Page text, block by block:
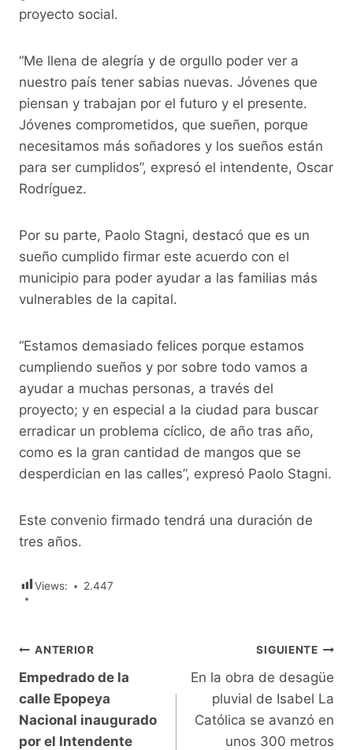
proyecto social.
“Me llena de alegría y de orgullo poder ver a
nuestro país tener sabias nuevas. Jóvenes que
piensan y trabajan por el futuro y el presente.
Jóvenes comprometidos, que sueñen, porque
necesitamos más soñadores y los sueños están
para ser cumplidos”, expresó el intendente, Oscar
Rodríguez.
Por su parte, Paolo Stagni, destacó que es un
sueño cumplido firmar este acuerdo con el
municipio para poder ayudar a las familias más
vulnerables de la capital.
“Estamos demasiado felices porque estamos
cumpliendo sueños y por sobre todo vamos a
ayudar a muchas personas, a través del
proyecto; y en especial a la ciudad para buscar
erradicar un problema cíclico, de año tras año,
como es la gran cantidad de mangos que se
desperdician en las calles”, expresó Paolo Stagni.
Este convenio firmado tendrá una duración de
tres años.
Views: 2.447
Navegación
de
entradas
ANTERIOR
Empedrado de la
calle Epopeya
Nacional inaugurado
por el Intendente
SIGUIENTE
En la obra de desagüe
pluvial de Isabel La
Católica se avanzó en
unos 300 metros